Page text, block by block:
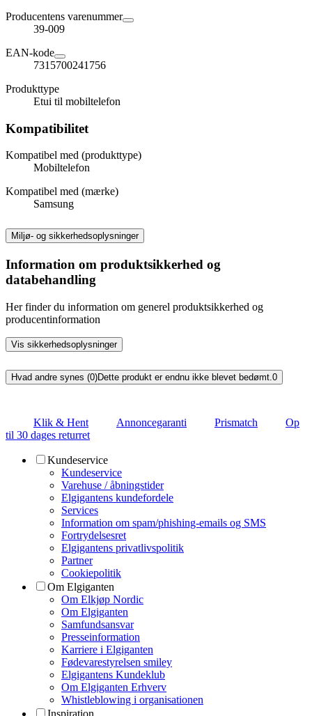
Producentens varenummer
39-009
EAN-kode
7315700241756
Produkttype
Etui til mobiltelefon
Kompatibilitet
Kompatibel med (produkttype)
Mobiltelefon
Kompatibel med (mærke)
Samsung
Miljø- og sikkerhedsoplysninger
Information om produktsikkerhed og
databehandling
Her finder du information om generel produktsikkerhed og
producentinformation
Vis sikkerhedsoplysninger
Hvad andre synes (0)Dette produkt er endnu ikke blevet bedømt. 0
Klik & Hent Annoncegaranti Prismatch
Op
til 30 dages returret
Kundeservice
Kundeservice
Varehuse / åbningstider
Elgigantens kundefordele
Services
Information om spam/phishing-emails og SMS
Fortrydelsesret
Elgigantens privatlivspolitik
Partner
Cookiepolitik
Om Elgiganten
Om Elkjøp Nordic
Om Elgiganten
Samfundsansvar
Presseinformation
Karriere i Elgiganten
Fødevarestyrelsen smiley
Elgigantens Kundeklub
Om Elgiganten Erhverv
Whistleblowing i organisationen
Inspiration